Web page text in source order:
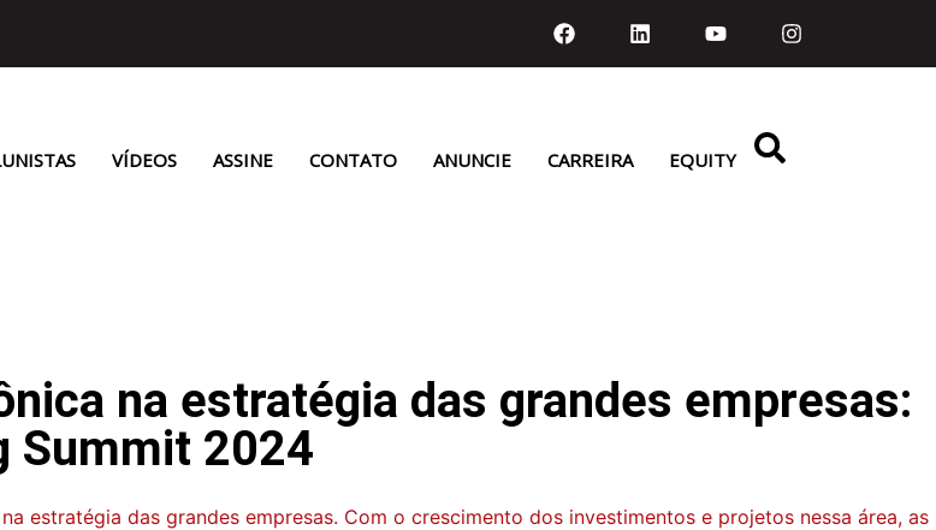
VÍDEOS ASSINE CONTATO ANUNCIE CARREIRA EQUITY
na estratégia das grandes empresas:
Summit 2024
estratégia das grandes empresas. Com o crescimento dos investimentos e projetos nessa área, as